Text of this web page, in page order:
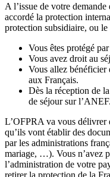
A l’issue de votre
accordé la protection
protection subsidiaire, ou le
Vous êtes protégé
Vous avez droit au
Vous allez bénéficier
aux Français.
Dès la réception de
de séjour sur l’ANEF.
L’OFPRA va vous délivrer
qu’ils vont établir des
par les administrations
mariage, …). Vous n’avez
l’administration de votre
retirer la protection de la